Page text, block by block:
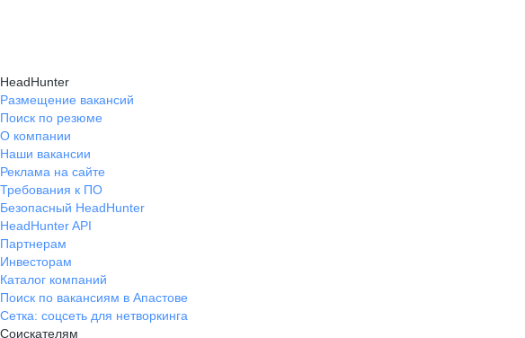
HeadHunter
Размещение вакансий
Поиск по резюме
О компании
Наши вакансии
Реклама на сайте
Требования к ПО
Безопасный HeadHunter
HeadHunter API
Партнерам
Инвесторам
Каталог компаний
Поиск по вакансиям в Апастове
Сетка: соцсеть для нетворкинга
Соискателям